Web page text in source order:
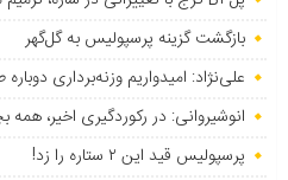
بازگشت گزینه پرسپولیس به ‌گل‌گهر
علی‌نژاد: امیدواریم وزنه‌برداری
انوشیروانی: در رکوردگیری اخیر، همه
پرسپولیس قید این ۲ ستاره را زد!